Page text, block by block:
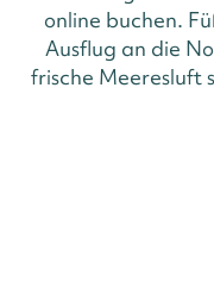
online buchen.
Ausflug an die
frische Meeresluft